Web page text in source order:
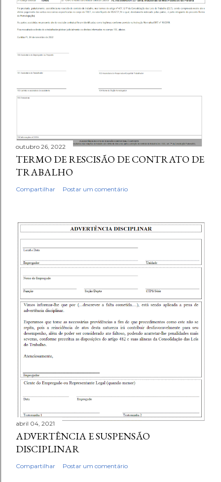
outubro 26, 2022
TERMO DE RESCISÃO DE CONTRATO DE
TRABALHO
Compartilhar Postar um comentário
abril 04, 2021
ADVERTÊNCIA E SUSPENSÃO
DISCIPLINAR
Compartilhar Postar um comentário